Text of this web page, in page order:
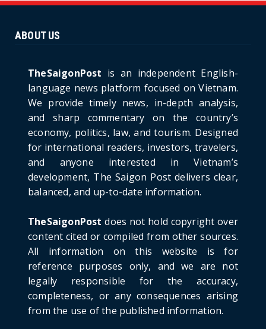
Ninh Bride Re-enacts...
Project: An Analysi...
June 21, 2026
HOTNEWS
Detailed Analysis of the Cooling-off Period
Law in Timeshare...
June 21, 2026
HOTNEWS
Prime Minister Lê Minh Hưng’s Visit to
Russia: A New Step Fo...
HOTNEWS
Politburo: Strictly Handle Acts of Using
Pirated Software, C...
June 21, 2026
ABOUT US
TheSaigonPost is an independent English-
language news platform focused on Vietnam.
We provide timely news, in-depth analysis,
and sharp commentary on the country’s
economy, politics, law, and tourism. Designed
for international readers, investors, travelers,
and anyone interested in Vietnam’s
development, The Saigon Post delivers clear,
balanced, and up-to-date information.
TheSaigonPost does not hold copyright over
content cited or compiled from other sources.
All information on this website is for
reference purposes only, and we are not
legally responsible for the accuracy,
completeness, or any consequences arising
from the use of the published information.